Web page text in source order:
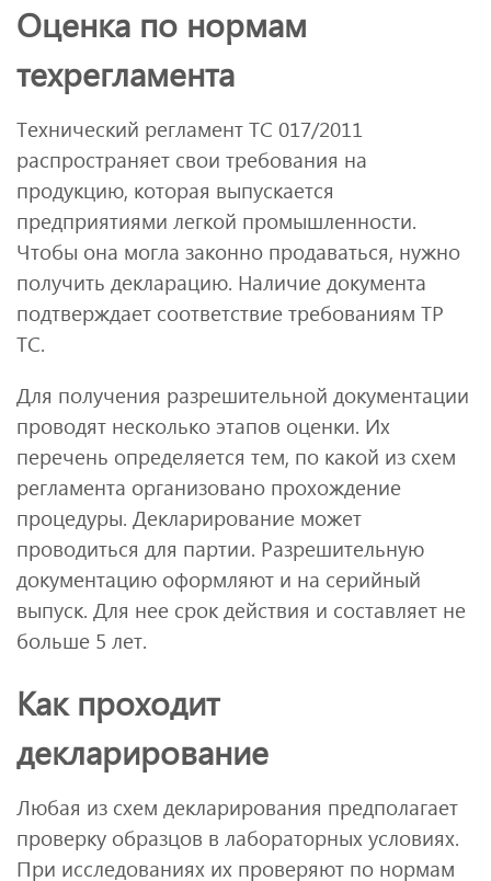
Оценка по нормам
техрегламента
Технический регламент ТС 017/2011
распространяет свои требования на
продукцию, которая выпускается
предприятиями легкой промышленности.
Чтобы она могла законно продаваться, нужно
получить декларацию. Наличие документа
подтверждает соответствие требованиям ТР
ТС.
Для получения разрешительной документации
проводят несколько этапов оценки. Их
перечень определяется тем, по какой из схем
регламента организовано прохождение
процедуры. Декларирование может
проводиться для партии. Разрешительную
документацию оформляют и на серийный
выпуск. Для нее срок действия и составляет не
больше 5 лет.
Как проходит
декларирование
Любая из схем декларирования предполагает
проверку образцов в лабораторных условиях.
При исследованиях их проверяют по нормам